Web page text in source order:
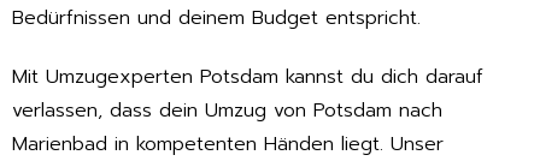
Bedürfnissen und deinem Budget entspricht.
Mit Umzugexperten Potsdam kannst du dich darauf
verlassen, dass dein Umzug von Potsdam nach
Marienbad in kompetenten Händen liegt. Unser